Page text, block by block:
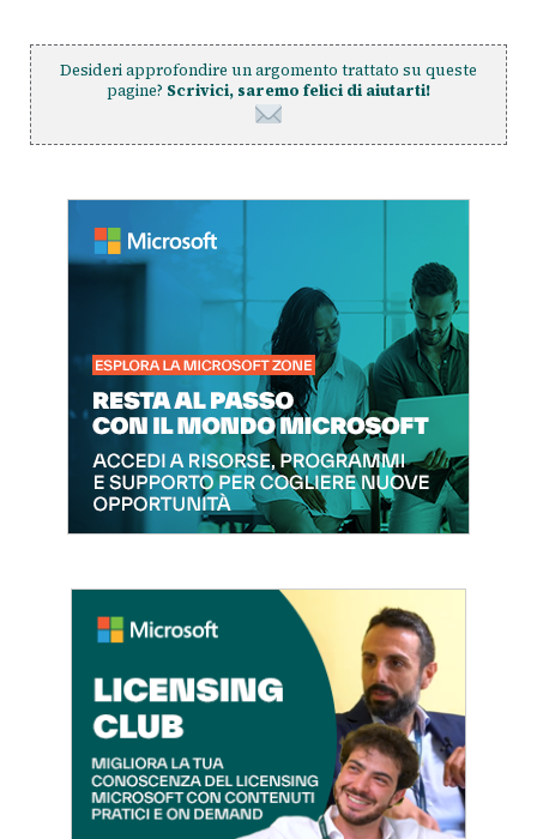
Desideri approfondire un argomento trattato su queste
pagine? Scrivici, saremo felici di aiutarti!